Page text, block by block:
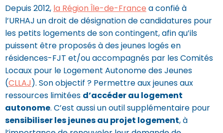
Depuis 2012, la Région Île-de-France a confié à
l’URHAJ un droit de désignation de candidatures pour
les petits logements de son contingent, afin qu’ils
puissent être proposés à des jeunes logés en
résidences-FJT et/ou accompagnés par les Comités
Locaux pour le Logement Autonome des Jeunes
(CLLAJ). Son objectif ? Permettre aux jeunes aux
ressources limitées d’accéder au logement
autonome. C’est aussi un outil supplémentaire pour
sensibiliser les jeunes au projet logement, à